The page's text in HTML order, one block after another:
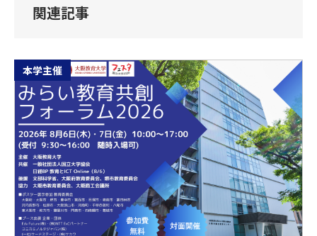
関連記事
本学主催